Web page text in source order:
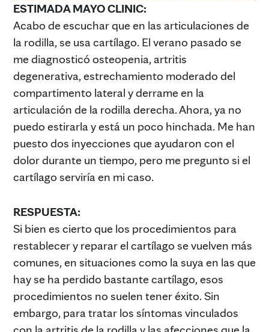
ESTIMADA MAYO CLINIC:
Acabo de escuchar que en las articulaciones de
la rodilla, se usa cartílago. El verano pasado se
me diagnosticó osteopenia, artritis
degenerativa, estrechamiento moderado del
compartimento lateral y derrame en la
articulación de la rodilla derecha. Ahora, ya no
puedo estirarla y está un poco hinchada. Me han
puesto dos inyecciones que ayudaron con el
dolor durante un tiempo, pero me pregunto si el
cartílago serviría en mi caso.
RESPUESTA:
Si bien es cierto que los procedimientos para
restablecer y reparar el cartílago se vuelven más
comunes, en situaciones como la suya en las que
hay se ha perdido bastante cartílago, esos
procedimientos no suelen tener éxito. Sin
embargo, para tratar los síntomas vinculados